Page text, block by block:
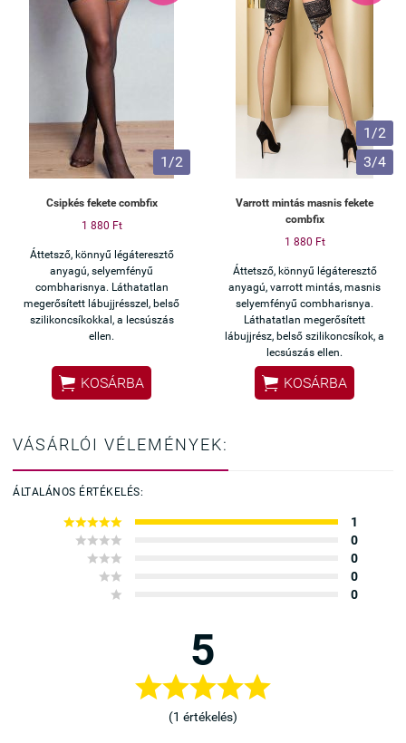
1/2
Csipkés fekete combfix
1 880 Ft
Áttetsző, könnyű légáteresztő
anyagú, selyemfényű
combharisnya. Láthatatlan
megerősített lábujjrésszel, belső
szilikoncsíkokkal, a lecsúszás
ellen.
 KOSÁRBA
1/2
3/4
Varrott mintás masnis fekete
combfix
1 880 Ft
Áttetsző, könnyű légáteresztő
anyagú, varrott mintás, masnis
selyemfényű combharisnya.
Láthatatlan megerősített
lábujjrész, belső szilikoncsíkok, a
lecsúszás ellen.
 KOSÁRBA
VÁSÁRLÓI VÉLEMÉNYEK:
ÁLTALÁNOS ÉRTÉKELÉS:

1

0

0

0

0
5

(1 értékelés)